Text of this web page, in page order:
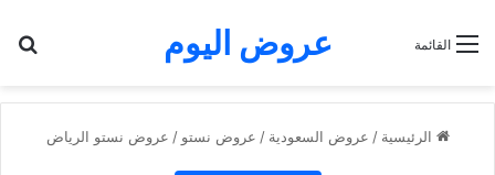
عروض اليوم القائمة
الرئيسية / عروض السعودية / عروض نستو / عروض نستو الرياض